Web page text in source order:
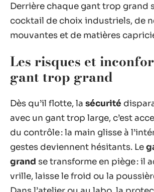
Derrière chaque gant trop grand
cocktail de choix industriels, de
mouvantes et de matières
Les risques et
gant trop grand
Dès qu’il flotte, la sécurité
avec un gant trop large, c’est
du contrôle : la main glisse à
gestes deviennent hésitants. Le
grand se transforme en piège : il
vrille, laisse le froid ou la